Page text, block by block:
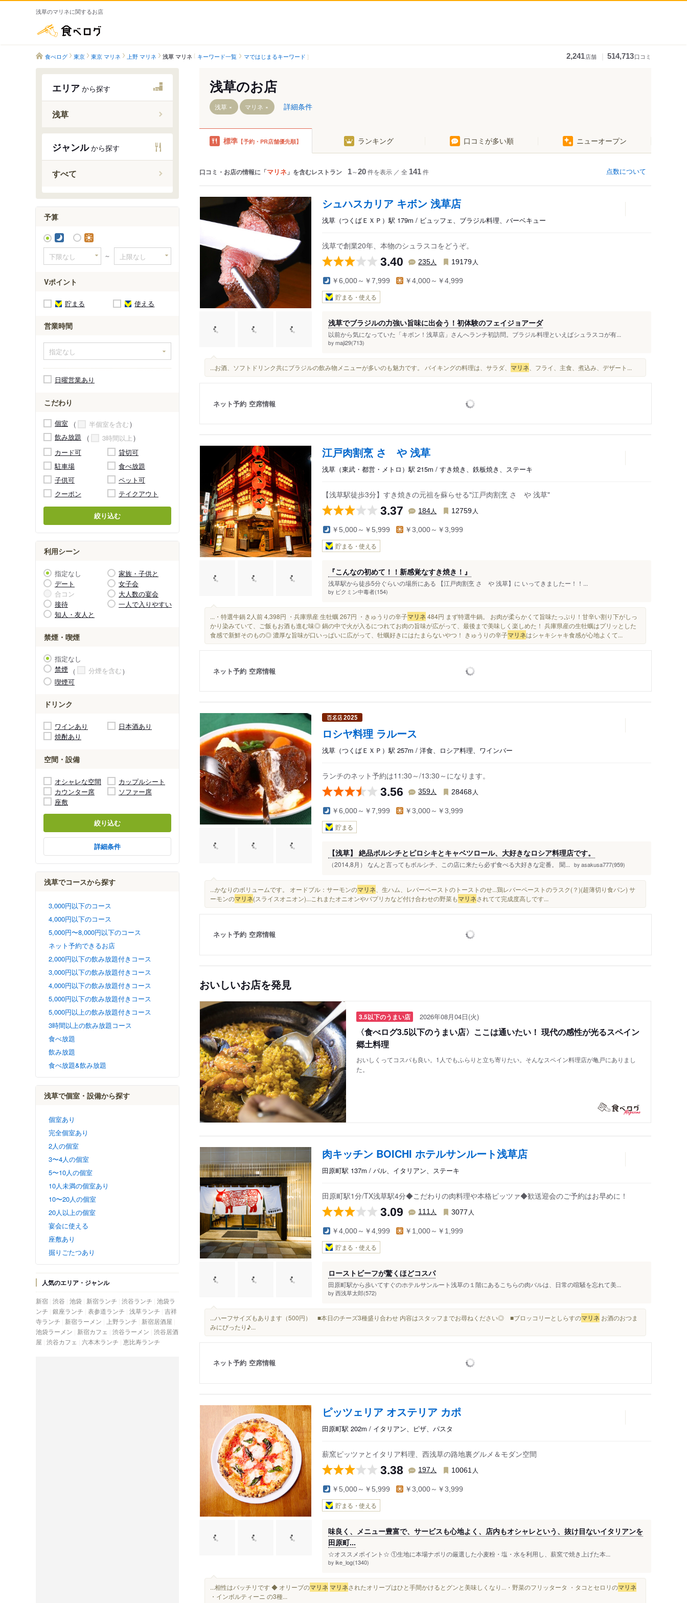
浅草のマリネに関するお店
食べログ 東京 東京 マリネ 上野 マリネ 浅草 マリネ キーワード一覧 マではじまるキーワード 2,241店舗 514,713口コミ
エリア から探す
浅草
田原町駅
浅草駅（つくばＥＸＰ）
ジャンルから探す
すべて
予算
～
Vポイント
貯まる 使える
営業時間
日曜営業あり
こだわり
個室
半個室を含む
飲み放題
3時間以上
カード可
貸切可
駐車場
食べ放題
子供可
ペット可
クーポン
テイクアウト
絞り込む
利用シーン
指定なし
家族・子供と
デート
女子会
合コン
大人数の宴会
接待
一人で入りやすい
知人・友人と
禁煙・喫煙
指定なし
禁煙
分煙を含む
喫煙可
ドリンク
ワインあり
日本酒あり
焼酎あり
空間・設備
オシャレな空間
カップルシート
カウンター席
ソファー席
座敷
絞り込む
詳細条件
浅草でコースから探す
3,000円以下のコース
4,000円以下のコース
5,000円〜8,000円以下のコース
ネット予約できるお店
2,000円以下の飲み放題付きコース
3,000円以下の飲み放題付きコース
4,000円以下の飲み放題付きコース
5,000円以下の飲み放題付きコース
5,000円以上の飲み放題付きコース
3時間以上の飲み放題コース
食べ放題
飲み放題
食べ放題&飲み放題
浅草で個室・設備から探す
個室あり
完全個室あり
2人の個室
3〜4人の個室
5〜10人の個室
10人未満の個室あり
10〜20人の個室
20人以上の個室
宴会に使える
座敷あり
掘りごたつあり
人気のエリア・ジャンル
新宿 渋谷 池袋 新宿ランチ 渋谷ランチ 池袋ラ
ンチ 銀座ランチ 表参道ランチ 浅草ランチ 吉祥
寺ランチ
新宿ラーメン 上野ランチ
新宿居酒屋
池袋ラーメン
新宿カフェ 渋谷ラーメン 渋谷居酒
屋 渋谷カフェ 六本木ランチ 恵比寿ランチ
浅草のお店
浅草 マリネ 詳細条件
標準 【予約・PR店舗優先順】 ランキング 口コミが多い順 ニューオープン
口コミ・お店の情報に「マリネ 」を含むレストラン 1～20件を表示 ／ 全 141件 点数について
シュハスカリア キボン 浅草店
浅草（つくばＥＸＰ）駅 179m / ビュッフェ、ブラジル料理、バーベキュー
浅草で創業20年、本物のシュラスコをどうぞ。
3.40 235人 19179 人
￥6,000～￥7,999 ￥4,000～￥4,999
貯まる・使える
浅草でブラジルの力強い旨味に出会う！初体験のフェイジョアーダ
以前から気になっていた「キボン！浅草店」さんへランチ初訪問。ブラジル料理といえばシュラスコが有...
by maji29(713)
...お酒、ソフトドリンク共にブラジルの飲み物メニューが多いのも魅力です。 バイキングの料理は、サラダ、 マリネ 、フライ、主食、煮込み、デザート...
ネット予約 空席情報
江戸肉割烹 さゝや 浅草
浅草（東武・都営・メトロ）駅 215m / すき焼き、鉄板焼き、ステーキ
【浅草駅徒歩3分】すき焼きの元祖を蘇らせる"江戸肉割烹 さゝや 浅草"
3.37 184人 12759 人
￥5,000～￥5,999 ￥3,000～￥3,999
貯まる・使える
『こんなの初めて！！新感覚なすき焼き！』
浅草駅から徒歩5分ぐらいの場所にある 【江戸肉割烹 さゝや 浅草】に いってきましたー！！...
by ピクミン中毒者(154)
...・特選牛鍋 2人前 4,398円 ・兵庫県産 生牡蠣 267円 ・きゅうりの辛子マリネ 484円 まず特選牛鍋。 お肉が柔らかくて旨味たっぷり！甘辛い割り下がしっ
かり染みていて、ご飯もお酒も進む味◎ 鍋の中で火が入るにつれてお肉の旨味が広がって、最後まで美味しく楽しめた！ 兵庫県産の生牡蠣はプリッとした
食感で新鮮そのもの◎ 濃厚な旨味が口いっぱいに広がって、牡蠣好きにはたまらないやつ！ きゅうりの辛子マリネはシャキシャキ食感が心地よくて...
ネット予約 空席情報
ロシヤ料理 ラルース
浅草（つくばＥＸＰ）駅 257m / 洋食、ロシア料理、ワインバー
ランチのネット予約は11:30～/13:30～になります。
3.56 359人 28468 人
￥6,000～￥7,999 ￥3,000～￥3,999
貯まる
【浅草】 絶品ボルシチとピロシキとキャベツロール、大好きなロシア料理店です。
（2014,8月） なんと言ってもボルシチ、この店に来たら必ず食べる大好きな定番。 聞... by asakusa777(959)
...かなりのボリュームです。 オードブル：サーモンのマリネ 、生ハム、レバーペーストのトーストのせ...鶏レバーペーストのラスク(？)(超薄切り食パン) サ
ーモンのマリネ(スライスオニオン)...これまたオニオンやパプリカなど付け合わせの野菜もマリネされてて完成度高しです...
ネット予約 空席情報
おいしいお店を発見
3.5以下のうまい店 2026年08月04日(火)
〈食べログ3.5以下のうまい店〉ここは通いたい！ 現代の感性が光るスペイン
郷土料理
おいしくってコスパも良い。1人でもふらりと立ち寄りたい。そんなスペイン料理店が亀戸にありまし
た。
肉キッチン BOICHI ホテルサンルート浅草店
田原町駅 137m / バル、イタリアン、ステーキ
田原町駅1分/TX浅草駅4分◆こだわりの肉料理や本格ピッツァ◆歓送迎会のご予約はお早めに！
3.09 111 人 3077 人
￥4,000～￥4,999 ￥1,000～￥1,999
貯まる・使える
ローストビーフが驚くほどコスパ
田原町駅から歩いてすぐのホテルサンルート浅草の１階にあるこちらの肉バルは、日常の喧騒を忘れて美...
by 西浅草太郎(572)
...ハーフサイズもあります（500円） ■本日のチーズ3種盛り合わせ 内容はスタッフまでお尋ねください◎ ■ブロッコリーとしらすのマリネ お酒のおつま
みにぴったり♪...
ネット予約 空席情報
ピッツェリア オステリア カポ
田原町駅 202m / イタリアン、ピザ、パスタ
薪窯ピッツァとイタリア料理、西浅草の路地裏グルメ＆モダン空間
3.38 197 人 10061 人
￥5,000～￥5,999 ￥3,000～￥3,999
貯まる・使える
味良く、メニュー豊富で、サービスも心地よく、店内もオシャレという、抜け目ないイタリアンを
田原町...
☆オススメポイント☆ ①生地に本場ナポリの厳選した小麦粉・塩・水を利用し、薪窯で焼き上げた本...
by ike_log(1340)
...相性はバッチリです ◆ オリーブのマリネ マリネされたオリーブはひと手間かけるとグンと美味しくなり...・野菜のフリッタータ ・タコとセロリのマリネ
・インボルティーニ の3種...